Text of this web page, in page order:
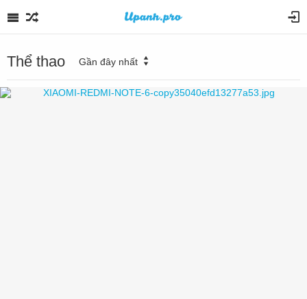
Thể thao Gần đây nhất